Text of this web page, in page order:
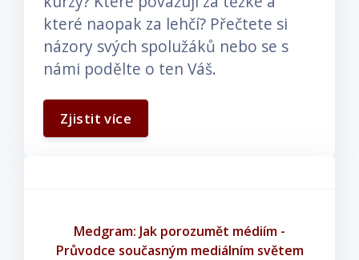
které naopak za lehčí? Přečtete si
názory svých spolužáků nebo se s
námi podělte o ten Váš.
Zjistit více
Medgram: Jak porozumět médiím -
Průvodce současným mediálním světem